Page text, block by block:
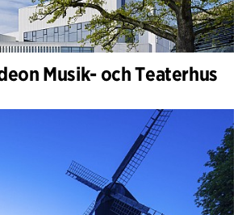
Musik- och Teaterhus